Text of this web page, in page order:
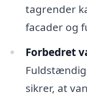
tagrender
facader og
Forbedret
sikrer, at